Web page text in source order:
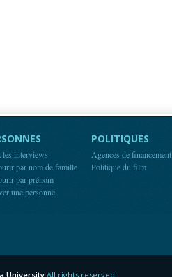
les interviews
par nom de famille
par prénom
une personne
POLITIQUES
Agences de financement
Politique du film
University All rights reserved.